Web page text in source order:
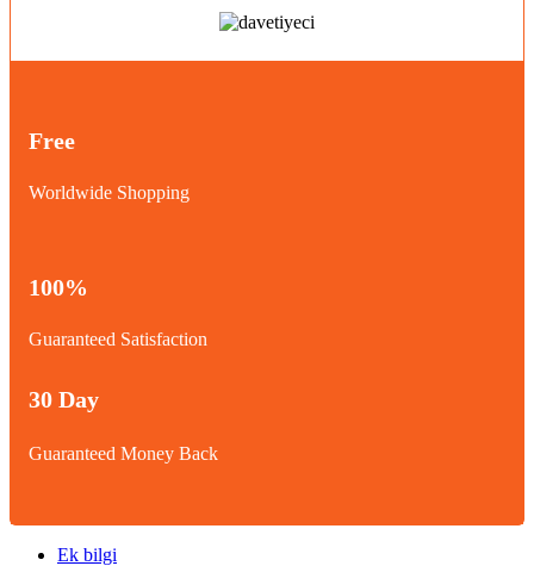
Free
Worldwide Shopping
100%
Guaranteed Satisfaction
30 Day
Guaranteed Money Back
Ek bilgi